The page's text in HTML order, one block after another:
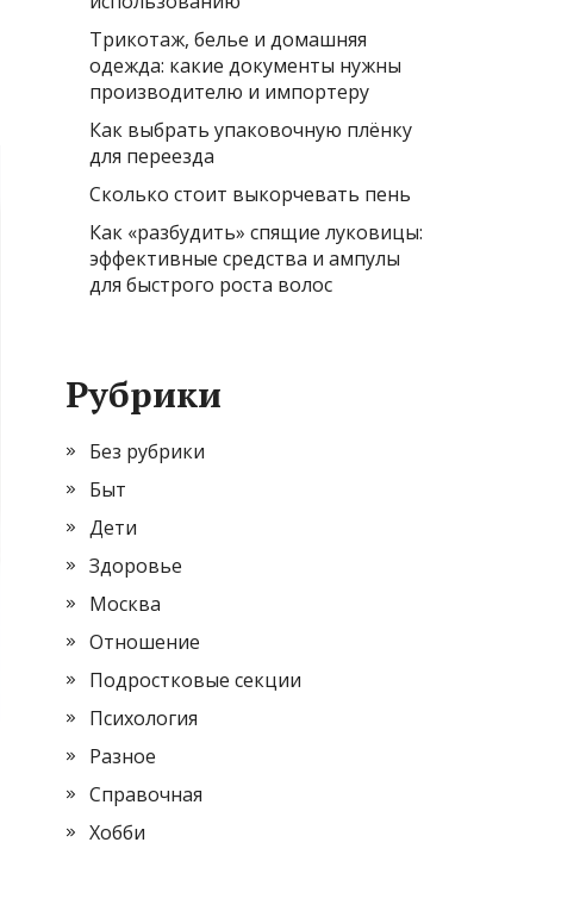
Трикотаж, белье и домашняя
одежда: какие документы нужны
производителю и импортеру
Как выбрать упаковочную плёнку
для переезда
Сколько стоит выкорчевать пень
Как «разбудить» спящие луковицы:
эффективные средства и ампулы
для быстрого роста волос
Рубрики
Без рубрики
Быт
Дети
Здоровье
Москва
Отношение
Подростковые секции
Психология
Разное
Справочная
Хобби